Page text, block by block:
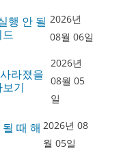
행 안 될 2026년
08월 06일
라졌을
기
2026년
08월 05
일
때 해 2026년 08
월 05일